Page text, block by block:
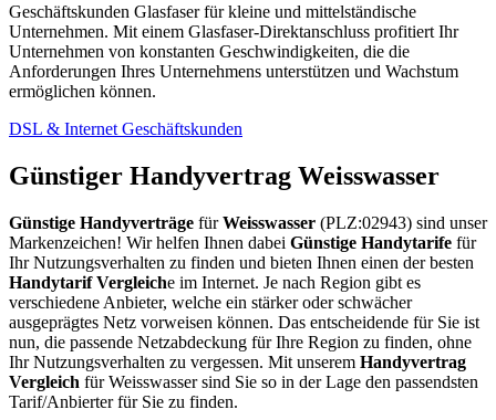
Geschäftskunden Glasfaser für kleine und mittelständische
Unternehmen. Mit einem Glasfaser-Direktanschluss profitiert Ihr
Unternehmen von konstanten Geschwindigkeiten, die die
Anforderungen Ihres Unternehmens unterstützen und Wachstum
ermöglichen können.
DSL & Internet Geschäftskunden
Günstiger Handyvertrag Weisswasser
Günstige Handyverträge fürWeisswasser (PLZ:02943) sind unser
Markenzeichen! Wir helfen Ihnen dabei Günstige Handytarife für
Ihr Nutzungsverhalten zu finden und bieten Ihnen einen der besten
Handytarif Vergleiche im Internet. Je nach Region gibt es
verschiedene Anbieter, welche ein stärker oder schwächer
ausgeprägtes Netz vorweisen können. Das entscheidende für Sie ist
nun, die passende Netzabdeckung für Ihre Region zu finden, ohne
Ihr Nutzungsverhalten zu vergessen. Mit unserem Handyvertrag
Vergleich für Weisswasser sind Sie so in der Lage den passendsten
Tarif/Anbierter für Sie zu finden.